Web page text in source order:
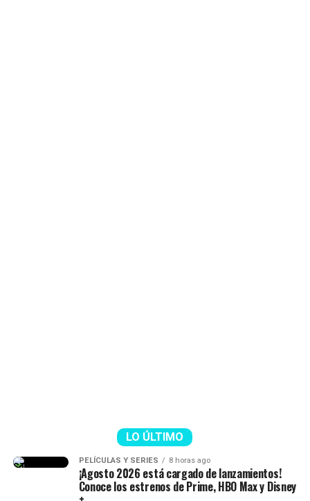
Epa Colombia y su abogada (Imagen
tomada de IG Rechismes)
LO ÚLTIMO
PELÍCULAS Y SERIES 8 horas ago
¡Agosto 2026 está cargado de lanzamientos!
Conoce los estrenos de Prime, HBO Max y Disney